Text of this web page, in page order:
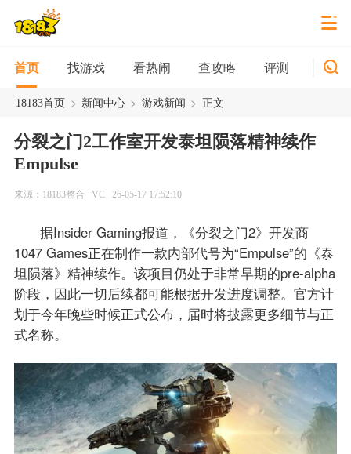
首页 找游戏 看热闹 查攻略 评测 新游
18183首页 > 新闻中心 > 游戏新闻 > 正文
分裂之门2工作室开发泰坦陨落精神续作
Empulse
来源：18183整合 VC 26-05-17 17:52:10
据Insider Gaming报道，《分裂之门2》开发商
1047 Games正在制作一款内部代号为“Empulse”的《泰
坦陨落》精神续作。该项目仍处于非常早期的pre-alpha
阶段，因此一切后续都可能根据开发进度调整。官方计
划于今年晚些时候正式公布，届时将披露更多细节与正
式名称。